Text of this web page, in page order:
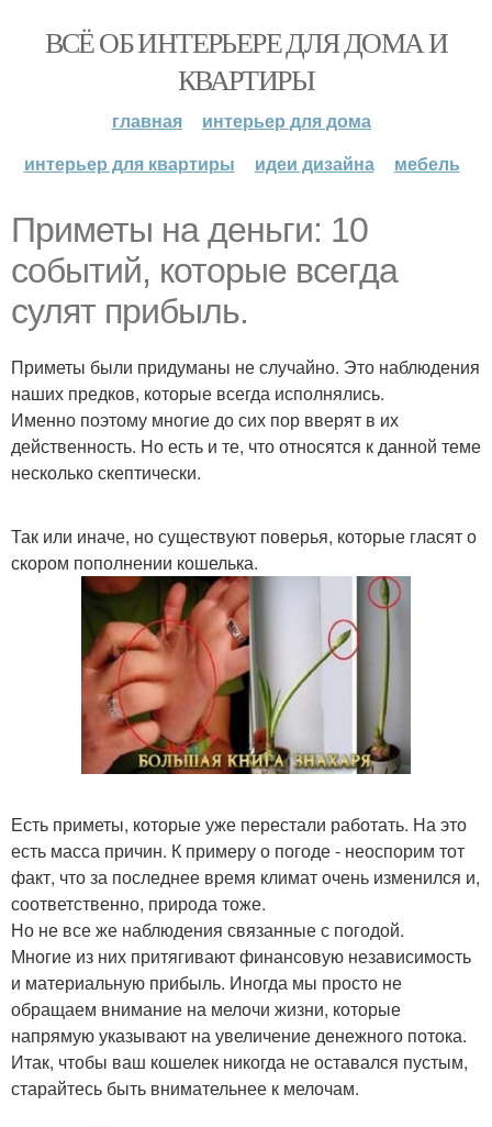
ВСЁ ОБ ИНТЕРЬЕРЕ ДЛЯ ДОМА И
КВАРТИРЫ
главная
интерьер для дома
интерьер для квартиры
идеи дизайна мебель
Приметы на деньги: 10
событий, которые всегда
сулят прибыль.
Приметы были придуманы не случайно. Это наблюдения
наших предков, которые всегда исполнялись.
Именно поэтому многие до сих пор вверят в их
действенность. Но есть и те, что относятся к данной теме
несколько скептически.
Так или иначе, но существуют поверья, которые гласят о
скором пополнении кошелька.
Есть приметы, которые уже перестали работать. На это
есть масса причин. К примеру о погоде - неоспорим тот
факт, что за последнее время климат очень изменился и,
соответственно, природа тоже.
Но не все же наблюдения связанные с погодой.
Многие из них притягивают финансовую независимость
и материальную прибыль. Иногда мы просто не
обращаем внимание на мелочи жизни, которые
напрямую указывают на увеличение денежного потока.
Итак, чтобы ваш кошелек никогда не оставался пустым,
старайтесь быть внимательнее к мелочам.